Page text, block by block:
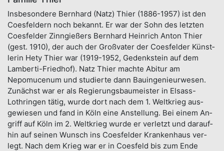
Ins­beson­dere Bernhard (Natz) Thier (1886-1957) ist den
Coes­feldern noch be­kannt. Er war der Sohn des letzten
Coes­felder Zinn­gießers Bernhard Heinrich Anton Thier
(gest. 1910), der auch der Groß­vater der Coes­felder Künst­
lerin Hety Thier war (1919-1952, Gedenk­stein auf dem
Lamber­ti-Fried­hof). Natz Thier machte Abi­tur am
Nepomucenum und stu­dierte dann Bau­ingenieur­wesen.
Zu­nächst war er als Re­gierungs­baumeis­ter in Elsass-
Lothringen tätig, wurde dort nach dem 1. Welt­krieg aus­
gewiesen und fand in Köln eine An­stellung. Bei einem An­
griff auf Köln im 2. Welt­krieg wurde er ver­letzt und darauf­
hin auf seinen Wunsch ins Coes­felder Kranken­haus ver­
legt. Nach dem Krieg war er in Coes­feld bis zum Ende